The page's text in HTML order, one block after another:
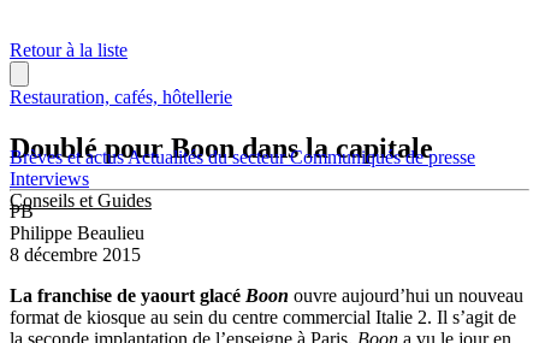
Brèves et actusActualités du secteurCommuniqués de presse
Interviews
Conseils et Guides
Retour à la liste
Restauration, cafés, hôtellerie
Doublé pour Boon dans la capitale
PB
Philippe Beaulieu
8 décembre 2015
La franchise de yaourt glacé Boon ouvre aujourd’hui un nouveau
format de kiosque au sein du centre commercial Italie 2. Il s’agit de
la seconde implantation de l’enseigne à Paris. Boon a vu le jour en